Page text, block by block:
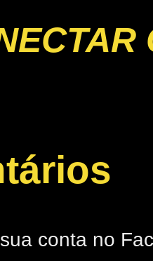
conta no